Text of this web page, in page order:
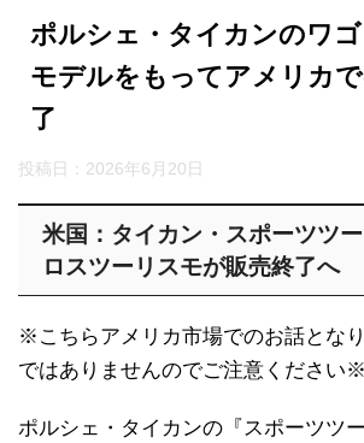
ポルシェ・タイカンのワ
モデルをもってアメリカ
了
投稿日： 2026年6月20日
米国：タイカン・スポーツツ
ロスツーリスモが販売終了へ
※こちらアメリカ市場でのお話とな
ではありませんのでご注意ください※
ポルシェ・タイカンの『スポーツツ